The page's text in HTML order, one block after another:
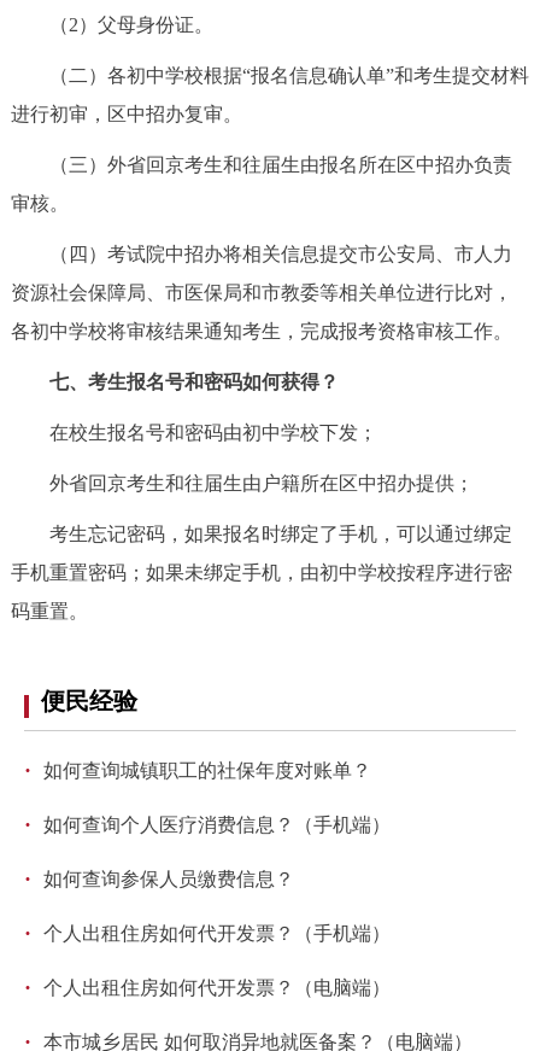
（2）父母身份证。
（二）各初中学校根据“报名信息确认单”和考生提交材料
进行初审，区中招办复审。
（三）外省回京考生和往届生由报名所在区中招办负责
审核。
（四）考试院中招办将相关信息提交市公安局、市人力
资源社会保障局、市医保局和市教委等相关单位进行比对，
各初中学校将审核结果通知考生，完成报考资格审核工作。
七、考生报名号和密码如何获得？
在校生报名号和密码由初中学校下发；
外省回京考生和往届生由户籍所在区中招办提供；
考生忘记密码，如果报名时绑定了手机，可以通过绑定
手机重置密码；如果未绑定手机，由初中学校按程序进行密
码重置。
便民经验
· 如何查询城镇职工的社保年度对账单？
· 如何查询个人医疗消费信息？（手机端）
· 如何查询参保人员缴费信息？
· 个人出租住房如何代开发票？（手机端）
· 个人出租住房如何代开发票？（电脑端）
· 本市城乡居民 如何取消异地就医备案？（电脑端）